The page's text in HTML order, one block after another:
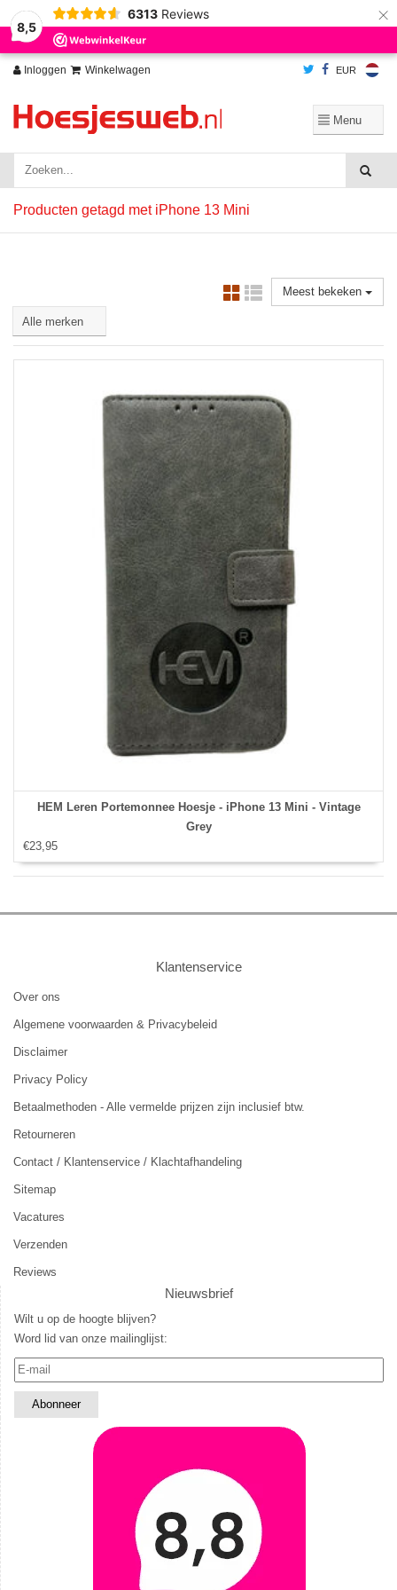
8,5
6313 Reviews ×
Inloggen Winkelwagen EUR
Producten getagd met iPhone 13 Mini
Meest bekeken
HEM Leren Portemonnee Hoesje - iPhone 13 Mini - Vintage
Grey
€23,95
Klantenservice
Over ons
Algemene voorwaarden & Privacybeleid
Disclaimer
Privacy Policy
Betaalmethoden - Alle vermelde prijzen zijn inclusief btw.
Retourneren
Contact / Klantenservice / Klachtafhandeling
Sitemap
Vacatures
Verzenden
Reviews
Nieuwsbrief
Wilt u op de hoogte blijven?
Word lid van onze mailinglijst:
Wij slaan cookies op om onze website te verbeteren. Is dat akkoord?
Ja
Nee